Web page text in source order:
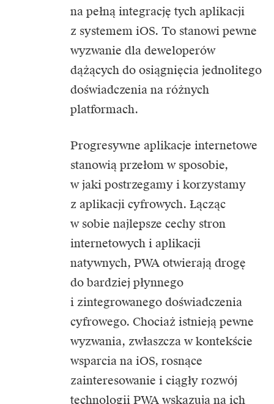
na pełną integrację tych aplikacji
z systemem iOS. To stanowi pewne
wyzwanie dla deweloperów
dążących do osiągnięcia jednolitego
doświadczenia na różnych
platformach.
Progresywne aplikacje internetowe
stanowią przełom w sposobie,
w jaki postrzegamy i korzystamy
z aplikacji cyfrowych. Łącząc
w sobie najlepsze cechy stron
internetowych i aplikacji
natywnych, PWA otwierają drogę
do bardziej płynnego
i zintegrowanego doświadczenia
cyfrowego. Chociaż istnieją pewne
wyzwania, zwłaszcza w kontekście
wsparcia na iOS, rosnące
zainteresowanie i ciągły rozwój
technologii PWA wskazują na ich